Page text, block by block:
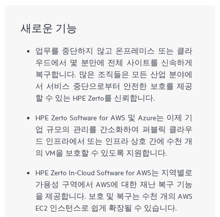
새로운 기능
업무를 중단하지 않고 온프레미스 또는 클라
우드에서 몇 분만에 전체 사이트를 신속하게
복구합니다. 많은 조직들은 모든 산업 분야에
서 서비스 중단으로부터 안전한 보호를 제공
할 수 있는 HPE Zerto를 신뢰합니다.
HPE Zerto Software for AWS 및 Azure는 이제 기
업 규모의 관리를 간소화하여 퍼블릭 클라우
드 인프라에서 또는 인프라 상호 간에 수천 개
의 VM을 보호할 수 있도록 지원합니다.
HPE Zerto In-Cloud Software for AWS는 지역별로
가용성 구역에서 AWS에 대한 재난 복구 기능
을 제공합니다. 보호 및 복구는 수천 개의 AWS
EC2 인스턴스로 쉽게 확장될 수 있습니다.